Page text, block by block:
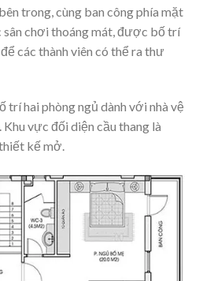
trong, cùng ban công phía mặt
sân chơi thoáng mát, được bố trí
các thành viên có thể ra thư
trí hai phòng ngủ dành với nhà vệ
vực đối diện cầu thang là
kế mở.